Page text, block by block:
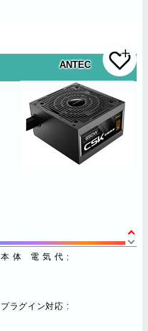
ANTEC
本体 電気代
プラグイン対応